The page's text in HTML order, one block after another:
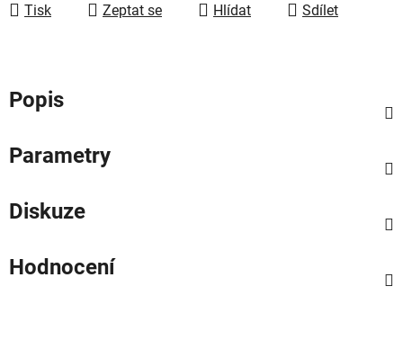
Tisk Zeptat se Hlídat Sdílet
Popis
Parametry
Diskuze
Hodnocení